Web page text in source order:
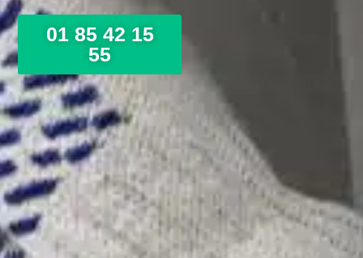
01 85 42 15
55